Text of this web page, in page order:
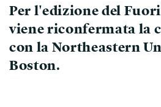
Per l'edizione del
viene riconfermata la
con la Northeastern
Boston.